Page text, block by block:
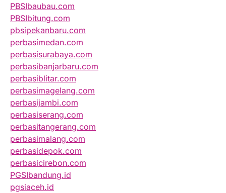
PBSIbaubau.com
PBSIbitung.com
pbsipekanbaru.com
perbasimedan.com
perbasisurabaya.com
perbasibanjarbaru.com
perbasiblitar.com
perbasimagelang.com
perbasijambi.com
perbasiserang.com
perbasitangerang.com
perbasimalang.com
perbasidepok.com
perbasicirebon.com
PGSIbandung.id
pgsiaceh.id